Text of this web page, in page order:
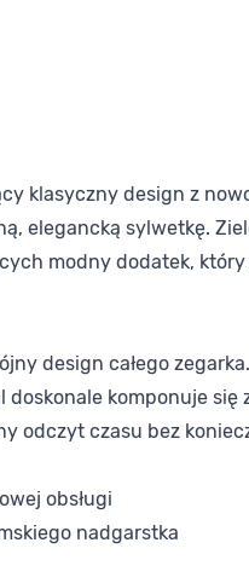
klasyczny design z
elegancką sylwetkę.
modny dodatek,
design całego
komponuje
odczyt czasu bez
obsługi
nadgarstka